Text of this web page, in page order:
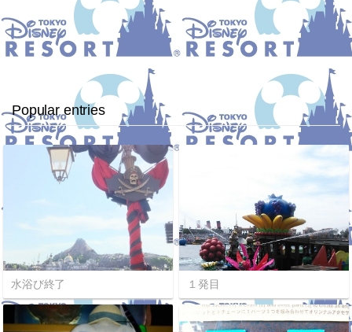
Popular entries
水浴び終了 １発目